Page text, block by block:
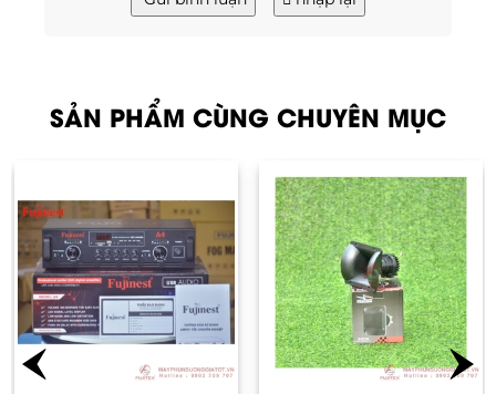
SẢN PHẨM CÙNG CHUYÊN MỤC